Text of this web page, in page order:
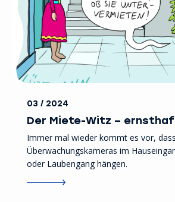
03 / 2024
Der Miete-Witz –
Immer mal wieder kommt es vor,
Überwachungskameras im
oder Laubengang hängen.